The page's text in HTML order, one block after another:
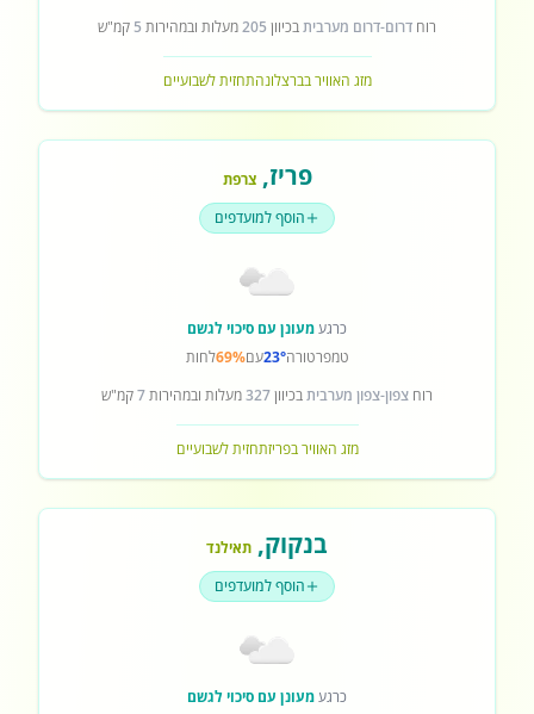
רוח דרום-דרום מערביתבכיוון 205מעלות ובמהירות 5 קמ"ש
מזג האוויר בברצלונהתחזית לשבועיים
פריז,צרפת
הוסף למועדפים
כרגעמעונן עם סיכוי לגשם
טמפרטורה23°עם69%לחות
רוח צפון-צפון מערביתבכיוון327מעלות ובמהירות7קמ"ש
מזג האוויר בפריזתחזית לשבועיים
בנקוק, תאילנד
הוסף למועדפים
כרגעמעונן עם סיכוי לגשם